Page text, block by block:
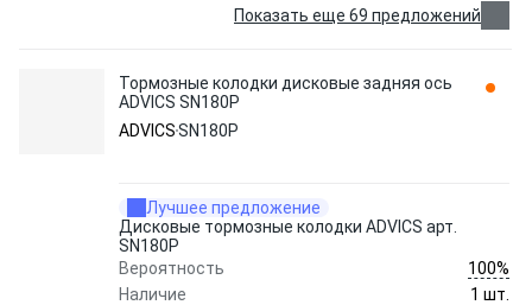
Показать еще 69 предложений
Тормозные колодки дисковые задняя ось
ADVICS SN180P
ADVICSSN180P
Лучшее предложение
Дисковые тормозные колодки ADVICS арт.
SN180P
Вероятность
100%
Наличие
1 шт.